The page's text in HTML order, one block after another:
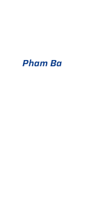
Pham Ba